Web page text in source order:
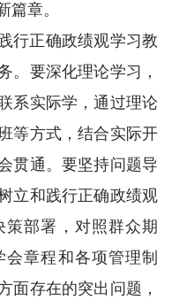
篇章。
行正确政绩观学习教
。要深化理论学习，
系实际学，通过理论
等方式，结合实际开
贯通。要坚持问题导
立和践行正确政绩观
部署，对照群众期
章程和各项管理制
面存在的突出问题，